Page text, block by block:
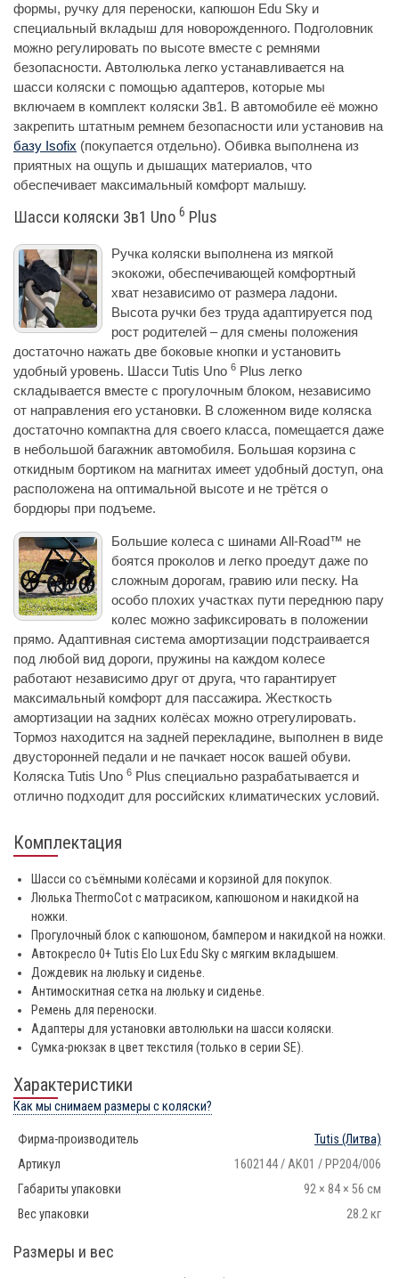
формы, ручку для переноски, капюшон Edu Sky и
специальный вкладыш для новорожденного. Подголовник
можно регулировать по высоте вместе с ремнями
безопасности. Автолюлька легко устанавливается на
шасси коляски с помощью адаптеров, которые мы
включаем в комплект коляски 3в1. В автомобиле её можно
закрепить штатным ремнем безопасности или установив на
базу Isofix (покупается отдельно). Обивка выполнена из
приятных на ощупь и дышащих материалов, что
обеспечивает максимальный комфорт малышу.
Шасси коляски 3в1 Uno 6 Plus
Ручка коляски выполнена из мягкой
экокожи, обеспечивающей комфортный
хват независимо от размера ладони.
Высота ручки без труда адаптируется под
рост родителей – для смены положения
достаточно нажать две боковые кнопки и установить
удобный уровень. Шасси Tutis Uno 6 Plus легко
складывается вместе с прогулочным блоком, независимо
от направления его установки. В сложенном виде коляска
достаточно компактна для своего класса, помещается даже
в небольшой багажник автомобиля. Большая корзина с
откидным бортиком на магнитах имеет удобный доступ, она
расположена на оптимальной высоте и не трётся о
бордюры при подъеме.
Большие колеса с шинами All-Road™ не
боятся проколов и легко проедут даже по
сложным дорогам, гравию или песку. На
особо плохих участках пути переднюю пару
колес можно зафиксировать в положении
прямо. Адаптивная система амортизации подстраивается
под любой вид дороги, пружины на каждом колесе
работают независимо друг от друга, что гарантирует
максимальный комфорт для пассажира. Жесткость
амортизации на задних колёсах можно отрегулировать.
Тормоз находится на задней перекладине, выполнен в виде
двусторонней педали и не пачкает носок вашей обуви.
Коляска Tutis Uno 6 Plus специально разрабатывается и
отлично подходит для российских климатических условий.
Комплектация
Шасси со съёмными колёсами и корзиной для покупок.
Люлька ThermoCot с матрасиком, капюшоном и накидкой на
ножки.
Прогулочный блок с капюшоном, бампером и накидкой на ножки.
Автокресло 0+ Tutis Elo Lux Edu Sky с мягким вкладышем.
Дождевик на люльку и сиденье.
Антимоскитная сетка на люльку и сиденье.
Ремень для переноски.
Адаптеры для установки автолюльки на шасси коляски.
Сумка-рюкзак в цвет текстиля (только в серии SE).
Характеристики
Как мы снимаем размеры с коляски?
Фирма-производитель Tutis (Литва)
Артикул
1602144 / AK01 / PP204/006
Габариты упаковки
92 × 84 × 56 см
Вес упаковки
28.2 кг
Размеры и вес